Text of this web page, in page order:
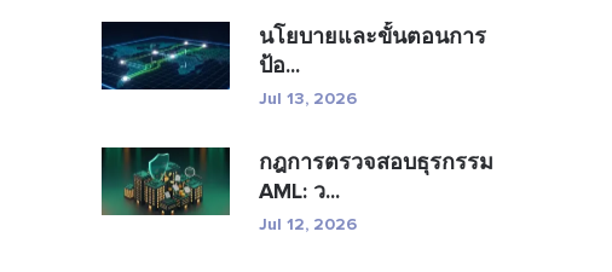
นโยบายและขั้นตอนการ
ป้อ...
Jul 13, 2026
กฎการตรวจสอบธุรกรรม
AML: ว...
Jul 12, 2026